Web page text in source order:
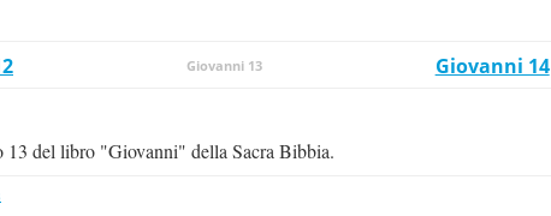
Giovanni 13 Giovanni 14
13 del libro "Giovanni" della Sacra Bibbia.